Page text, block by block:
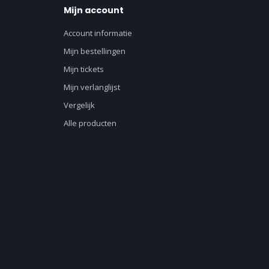
Mijn account
Account informatie
Mijn bestellingen
Mijn tickets
Mijn verlanglijst
Vergelijk
Alle producten